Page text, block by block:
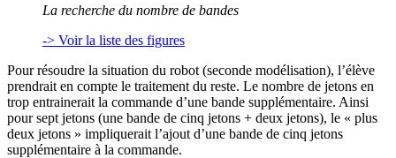
La recherche du nombre de bandes
-> Voir la liste des figures
Pour résoudre la situation du robot (seconde modélisation), l’élève
prendrait en compte le traitement du reste. Le nombre de jetons en
trop entrainerait la commande d’une bande supplémentaire. Ainsi
pour sept jetons (une bande de cinq jetons + deux jetons), le « plus
deux jetons » impliquerait l’ajout d’une bande de cinq jetons
supplémentaire à la commande.